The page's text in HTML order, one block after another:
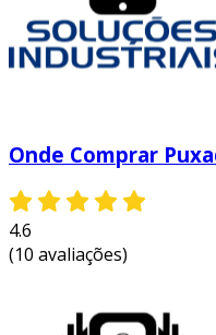
Onde Comprar
4.6
(10 avaliações)